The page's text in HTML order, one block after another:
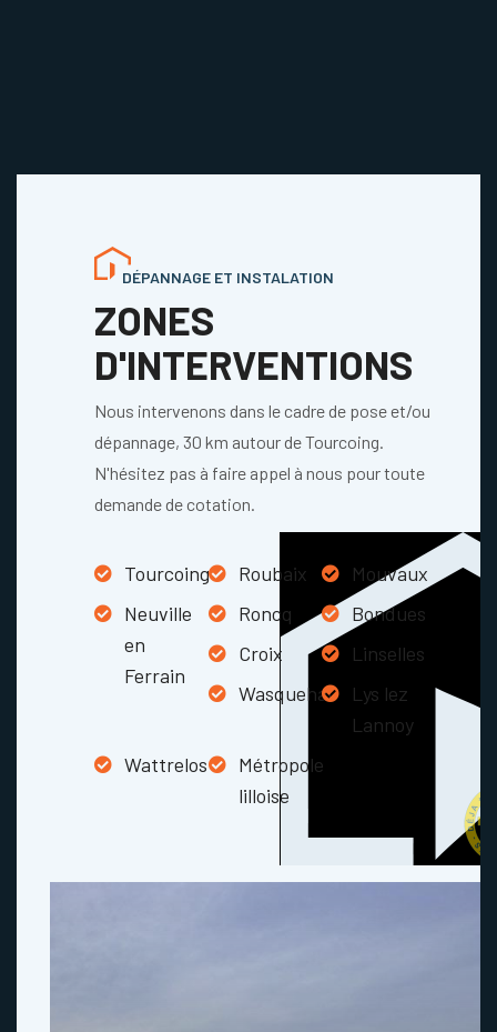
DÉPANNAGE ET INSTALATION
ZONES
D'INTERVENTIONS
Nous intervenons dans le cadre de pose et/ou
dépannage, 30 km autour de Tourcoing.
N'hésitez pas à faire appel à nous pour toute
demande de cotation.
Tourcoing Roubaix
Mouvaux
Neuville
en
Ferrain
Roncq
Bondues
Croix
Linselles
Wasquehal
Lys lez
Lannoy
Wattrelos
Métropole
lilloise